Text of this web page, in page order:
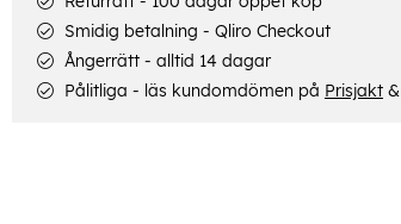
Smidig betalning - Qliro Checkout
Ångerrätt - alltid 14 dagar
Pålitliga - läs kundomdömen på Prisjakt&